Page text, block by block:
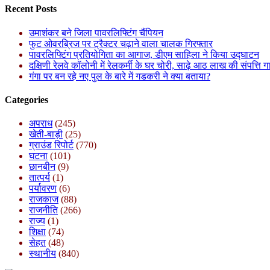
Recent Posts
उमाशंकर बने जिला पावरलिफ्टिंग चैंपियन
फुट ओवरब्रिज पर ट्रैक्टर चढ़ाने वाला चालक गिरफ्तार
पावरलिफ्टिंग प्रतियोगिता का आगाज, डीएम साहिला ने किया उद्घाटन
दक्षिणी रेलवे कॉलोनी में रेलकर्मी के घर चोरी, साढ़े आठ लाख की संपत्ति
गंगा पर बन रहे नए पुल के बारे में गडकरी ने क्या बताया?
Categories
अपराध(245)
खेती-बाड़ी (25)
ग्राउंड रिपोर्ट(770)
घटना (101)
छानबीन(9)
तात्पर्य (1)
पर्यावरण (6)
राजकाज(88)
राजनीति(266)
राज्य (1)
शिक्षा (74)
सेहत(48)
स्थानीय (840)